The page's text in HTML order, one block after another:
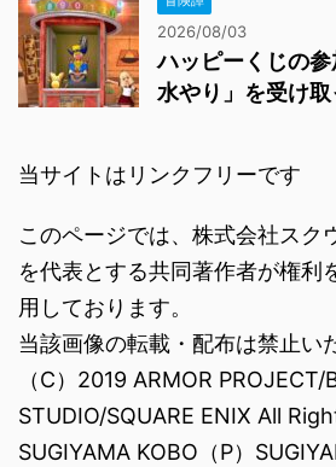
2026/08/03
ハッピーくじの参
水やり」を受け
当サイトはリンクフリーです
このページでは、株式会社スク
を代表とする共同著作者が権利
用しております。
当該画像の転載・配布は禁止い
（C）2019 ARMOR PROJECT/
STUDIO/SQUARE ENIX All
SUGIYAMA KOBO（P）